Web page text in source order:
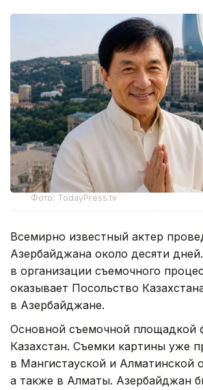
Фото: TodayPress.tv
Всемирно известный актер
Азербайджана около десяти
в организации съемочного
оказывает Посольство
в Азербайджане.
Основной съемочной площадкой
Казахстан. Съемки картины уже
в Мангистауской и Алматинской
а также в Алматы. Азербайджан